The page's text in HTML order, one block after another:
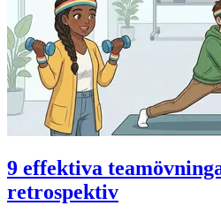
9 effektiva
retrospektiv